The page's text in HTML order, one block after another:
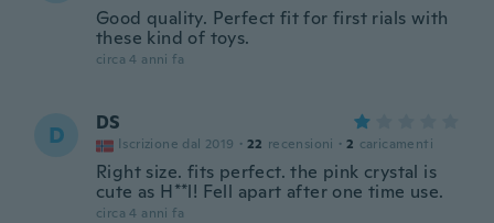
Good quality. Perfect fit for first rials with
these kind of toys.
circa 4 anni fa
D DS
Iscrizione dal 2019 · 22 recensioni · 2 caricamenti
Right size. fits perfect. the pink crystal is
cute as H**l! Fell apart after one time use.
circa 4 anni fa